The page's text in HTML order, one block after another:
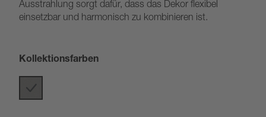
Ausstrahlung sorgt dafür, dass das Dekor flexibel
einsetzbar und harmonisch zu kombinieren ist.
Kollektionsfarben